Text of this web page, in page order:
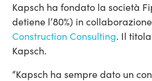
Kapsch ha fondato la società
detiene l’80%) in
Construction Consulting. Il
Kapsch.
“Kapsch ha sempre dato un